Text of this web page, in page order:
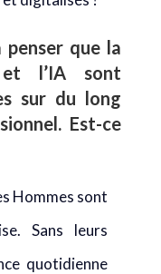
que la
et l’IA sont
sur du long
Est-ce
Hommes sont
Sans leurs
quotidienne